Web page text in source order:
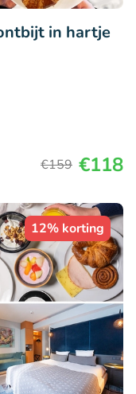
in hartje
€159 €118
12% korting